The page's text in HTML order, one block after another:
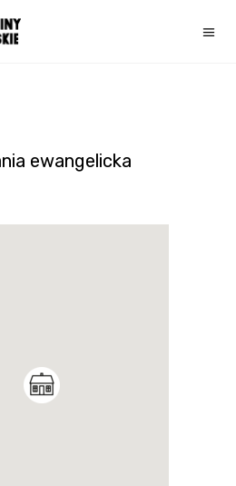
ewangelicka